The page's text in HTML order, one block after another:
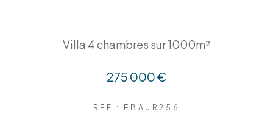
Villa 4 chambres sur 1000m²
275 000 €
REF : EBAUR256